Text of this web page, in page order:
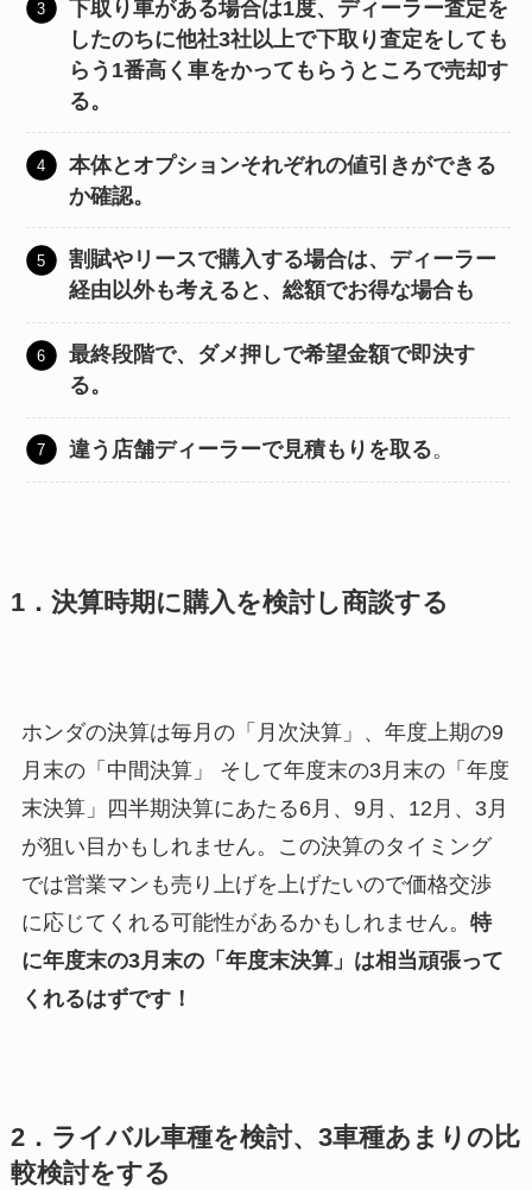
下取り車がある場合は1度、ディーラー査定を
したのちに他社3社以上で下取り査定をしても
らう1番高く車をかってもらうところで売却す
る。
本体とオプションそれぞれの値引きができる
か確認。
割賦やリースで購入する場合は、ディーラー
経由以外も考えると、総額でお得な場合も
最終段階で、ダメ押しで希望金額で即決す
る。
違う店舗ディーラーで見積もりを取る。
1．決算時期に購入を検討し商談する
ホンダの決算は毎月の「月次決算」、年度上期の9
月末の「中間決算」 そして年度末の3月末の「年度
末決算」四半期決算にあたる6月、9月、12月、3月
が狙い目かもしれません。この決算のタイミング
では営業マンも売り上げを上げたいので価格交渉
に応じてくれる可能性があるかもしれません。 特
に年度末の3月末の「年度末決算」は相当頑張って
くれるはずです！
2．ライバル車種を検討、3車種あまりの比
較検討をする